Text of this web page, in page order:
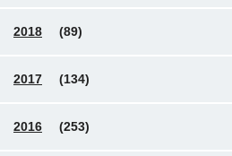
2018 (89)
2017 (134)
2016 (253)